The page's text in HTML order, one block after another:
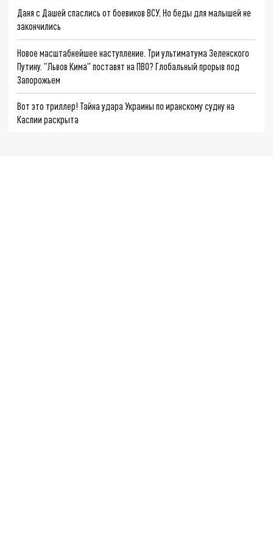
Даня с Дашей спаслись от боевиков ВСУ. Но беды для малышей не
закончились
Новое масштабнейшее наступление. Три ультиматума Зеленского
Путину. "Львов Кима" поставят на ПВО? Глобальный прорыв под
Запорожьем
Вот это триллер! Тайна удара Украины по иранскому судну на
Каспии раскрыта